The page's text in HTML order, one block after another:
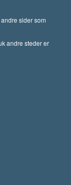
sider som
andre steder er